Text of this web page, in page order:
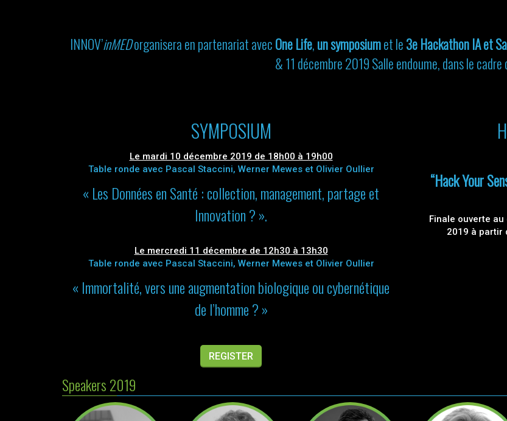
INNOV’inMEDorganisera en partenariat avecOne Life,un symposiumet le3e Hackathon IA et
& 11 décembre 2019 Salle endoume, dans le cadre
SYMPOSIUM
Le mardi 10 décembre 2019 de 18h00 à 19h00
Table ronde avec Pascal Staccini, Werner Mewes et Olivier Oullier
« Les Données en Santé : collection, management, partage et
Innovation ? ».
Le mercredi 11 décembre de 12h30 à 13h30
Table ronde avec Pascal Staccini, Werner Mewes et Olivier Oullier
« Immortalité, vers une augmentation biologique ou cybernétique
de l’homme ? »
REGISTER
“Hack Your
Finale ouverte
2019 à partir
Speakers 2019